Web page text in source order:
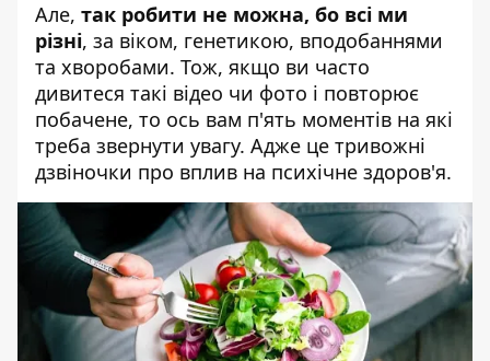
Але, так робити не можна, бо всі ми
різні, за віком, генетикою, вподобаннями
та хворобами. Тож, якщо ви часто
дивитеся такі відео чи фото і повторює
побачене, то ось вам п'ять моментів на які
треба звернути увагу. Адже це тривожні
дзвіночки про вплив на психічне здоров'я.